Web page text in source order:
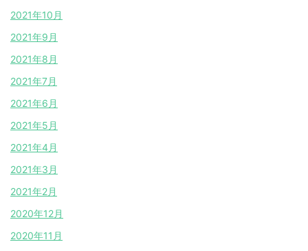
2021年10月
2021年9月
2021年8月
2021年7月
2021年6月
2021年5月
2021年4月
2021年3月
2021年2月
2020年12月
2020年11月